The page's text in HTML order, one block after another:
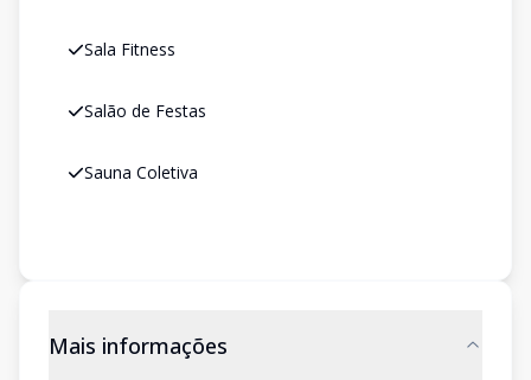
Sala Fitness
Salão de Festas
Sauna Coletiva
Mais informações